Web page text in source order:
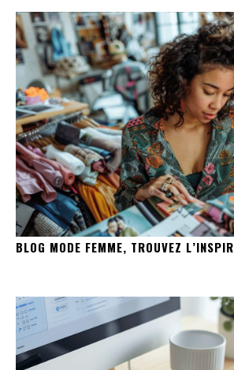
BLOG MODE FEMME, TROUVEZ